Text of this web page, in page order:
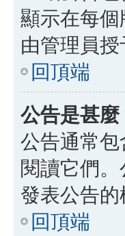
顯示在每
由管理員授
回頂端
公告是甚麼
公告通常
閱讀它們
發表公告的
回頂端